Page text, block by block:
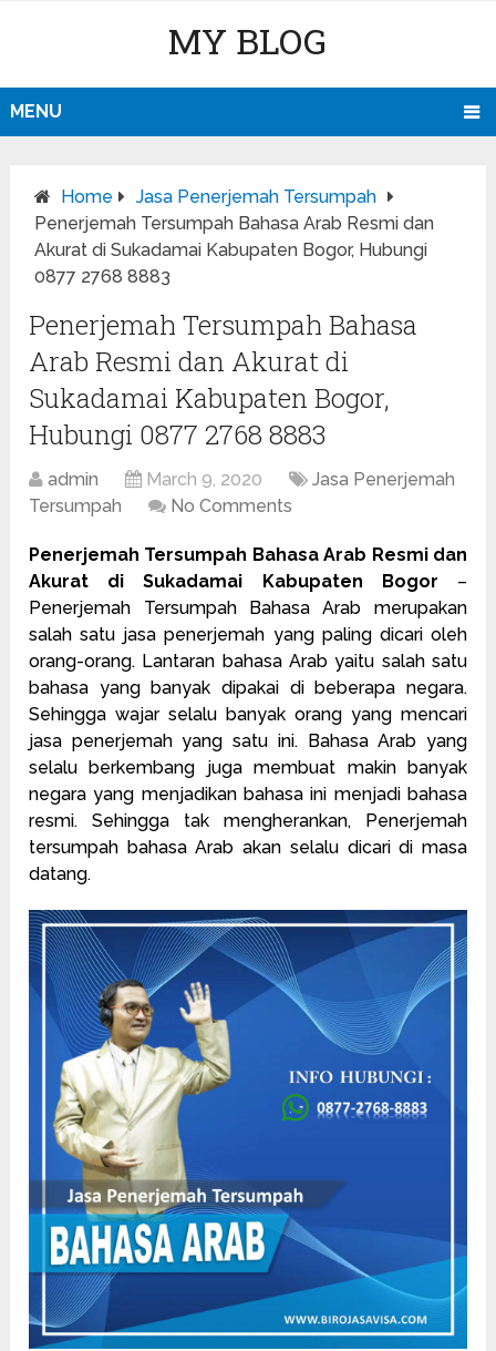
MY BLOG
MENU
Home
Jasa Penerjemah Tersumpah
Penerjemah Tersumpah Bahasa Arab Resmi dan
Akurat di Sukadamai Kabupaten Bogor, Hubungi
0877 2768 8883
Penerjemah Tersumpah Bahasa
Arab Resmi dan Akurat di
Sukadamai Kabupaten Bogor,
Hubungi 0877 2768 8883
admin March 9, 2020
Jasa Penerjemah
Tersumpah
No Comments
Penerjemah Tersumpah Bahasa Arab Resmi dan
Akurat di Sukadamai Kabupaten Bogor –
Penerjemah Tersumpah Bahasa Arab merupakan
salah satu jasa penerjemah yang paling dicari oleh
orang-orang. Lantaran bahasa Arab yaitu salah satu
bahasa yang banyak dipakai di beberapa negara.
Sehingga wajar selalu banyak orang yang mencari
jasa penerjemahyang satu ini. Bahasa Arab yang
selalu berkembang juga membuat makin banyak
negara yang menjadikan bahasa ini menjadi bahasa
resmi. Sehingga tak mengherankan, Penerjemah
tersumpah bahasa Arab akan selalu dicari di masa
datang.